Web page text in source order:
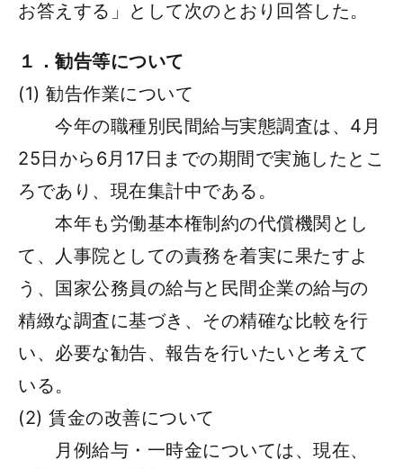
お答えする」として次のとおり回答した。
１．勧告等について
(1) 勧告作業について
今年の職種別民間給与実態調査は、4月
25日から6月17日までの期間で実施したとこ
ろであり、現在集計中である。
本年も労働基本権制約の代償機関とし
て、人事院としての責務を着実に果たすよ
う、国家公務員の給与と民間企業の給与の
精緻な調査に基づき、その精確な比較を行
い、必要な勧告、報告を行いたいと考えて
いる。
(2) 賃金の改善について
月例給与・一時金については、現在、